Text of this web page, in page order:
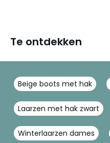
Te ontdekken
Beige boots met hak
Laarzen met hak zwart
Winterlaarzen dames